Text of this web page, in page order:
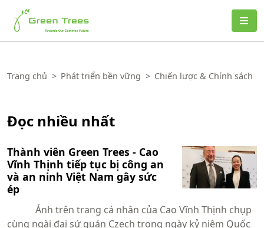
Green Trees
Trang chủ > Phát triển bền vững > Chiến lược & Chính sách
Đọc nhiều nhất
Thành viên Green Trees - Cao
Vĩnh Thịnh tiếp tục bị công an
và an ninh Việt Nam gây sức
ép
Ảnh trên trang cá nhân của Cao Vĩnh Thịnh chụp
cùng ngài đại sứ quán Czech trong ngày kỷ niệm Quốc